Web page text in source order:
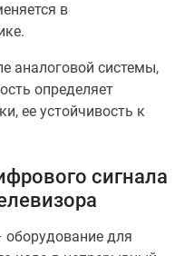
в
аналоговой системы,
определяет
ее устойчивость к
сигнала
оборудование для